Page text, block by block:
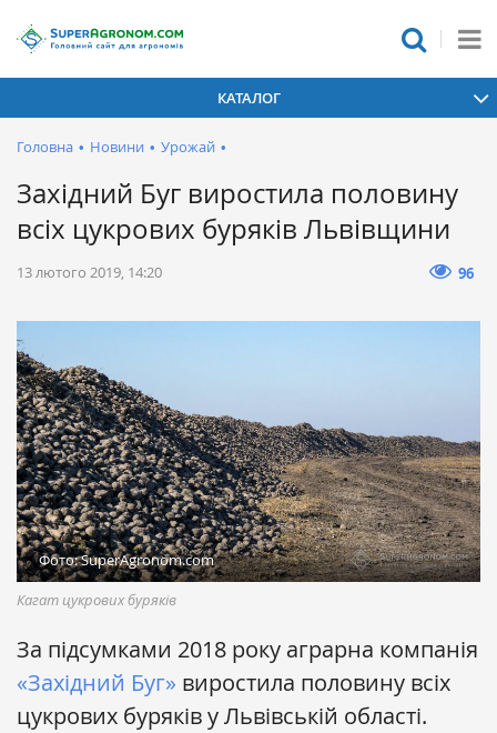
КАТАЛОГ
Головна • Новини • Урожай •
Західний Буг виростила половину
всіх цукрових буряків Львівщини
13 лютого 2019, 14:20 96
Фото: SuperAgronom.com
Кагат цукрових буряків
За підсумками 2018 року аграрна компанія
«Західний Буг» виростила половину всіх
цукрових буряків у Львівській області.